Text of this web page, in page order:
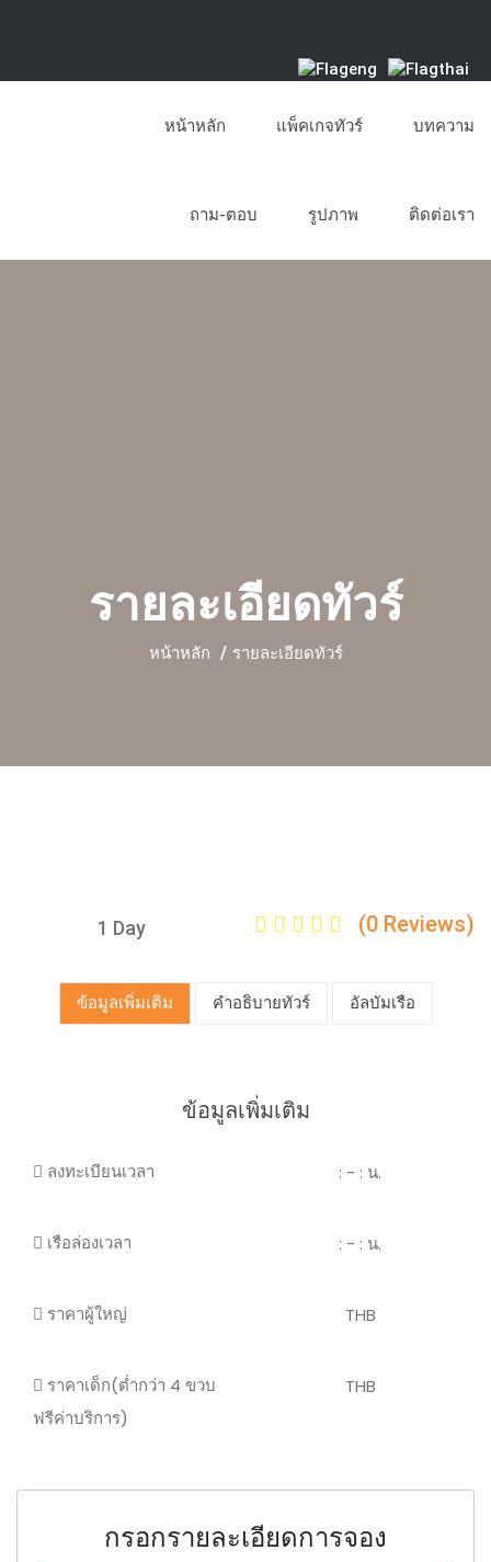
หน้าหลัก แพ็คเกจทัวร์ บทความ
ถาม-ตอบ รูปภาพ ติดต่อเรา
รายละเอียดทัวร์
หน้าหลัก รายละเอียดทัวร์
1 Day (0 Reviews)
ข้อมูลเพิ่มเติม คำอธิบายทัวร์ อัลบัมเรือ
ข้อมูลเพิ่มเติม
ลงทะเบียนเวลา
เรือล่องเวลา
ราคาผู้ใหญ่
ราคาเด็ก(ต่ำกว่า 4 ขวบ
ฟรีค่าบริการ)
: - : น.
: - : น.
THB
THB
กรอกรายละเอียดการจอง